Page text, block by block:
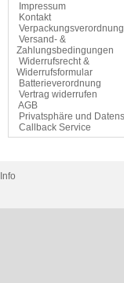
Impressum
Kontakt
Verpackungsverordnung
Versand- &
Zahlungsbedingungen
Widerrufsrecht &
Widerrufsformular
Batterieverordnung
Vertrag widerrufen
AGB
Privatsphäre und
Callback Service
Info